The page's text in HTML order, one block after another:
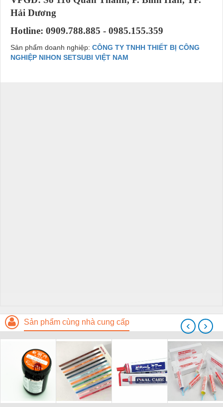
Hải Dương
Hotline: 0909.788.885 - 0985.155.359
Sản phẩm doanh nghiệp: CÔNG TY TNHH THIẾT BỊ CÔNG
NGHIỆP NIHON SETSUBI VIỆT NAM
Sản phẩm cùng nhà cung cấp ‹ ›